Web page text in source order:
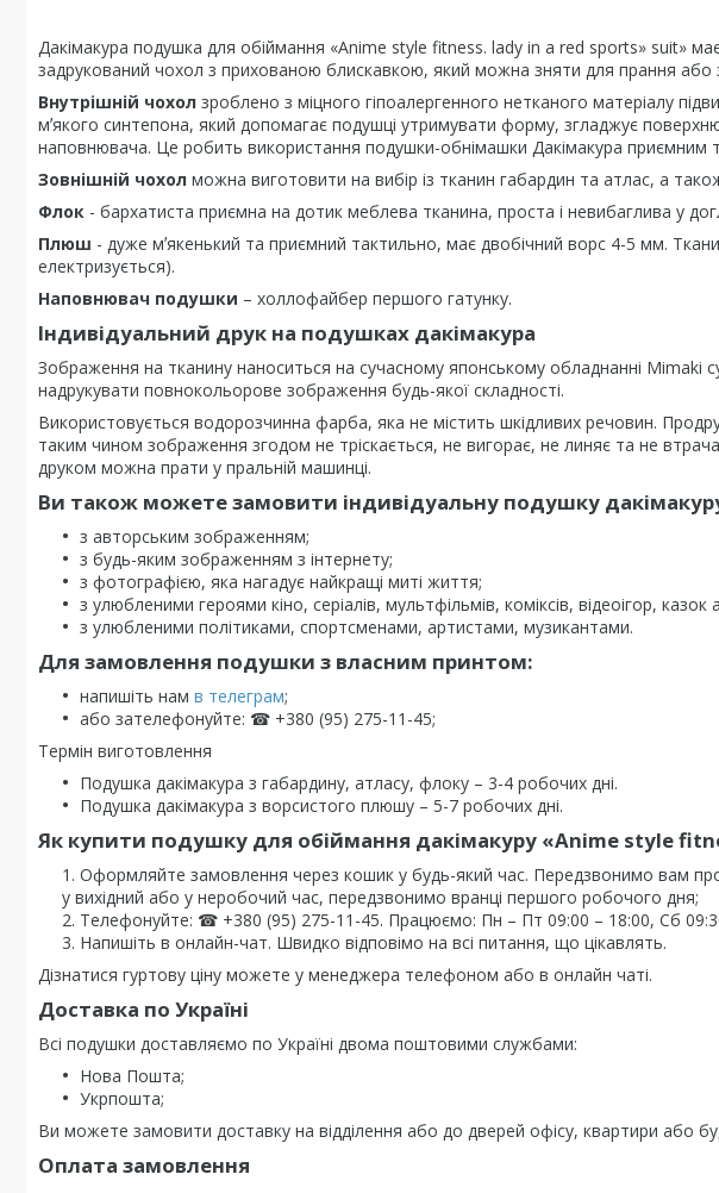
Дакімакура подушка для обіймання «Anime style fitness. lady in a red sports» suit»
задрукований чохол з прихованою блискавкою, який можна зняти для прання або
Внутрішній чохол зроблено з міцного гіпоалергенного нетканого матеріалу
мʼякого синтепона, який допомагає подушці утримувати форму, згладжує поверхню
наповнювача. Це робить використання подушки-обнімашки Дакімакура приємним
Зовнішній чохол можна виготовити на вибір із тканин габардин та атлас, а
Флок - бархатиста приємна на дотик меблева тканина, проста і невибаглива у
Плюш - дуже мʼякенький та приємний тактильно, має двобічний ворс 4-5 мм.
електризується).
Наповнювач подушки – холлофайбер першого гатунку.
Індивідуальний друк на подушках дакімакура
Зображення на тканину наноситься на сучасному японському обладнанні
надрукувати повнокольорове зображення будь-якої складності.
Використовується водорозчинна фарба, яка не містить шкідливих речовин.
таким чином зображення згодом не тріскається, не вигорає, не линяє та не
друком можна прати у пральній машинці.
Ви також можете замовити індивідуальну подушку дакімакуру
з авторським зображенням;
з будь-яким зображенням з інтернету;
з фотографією, яка нагадує найкращі миті життя;
з улюбленими героями кіно, серіалів, мультфільмів, коміксів, відеоігор,
з улюбленими політиками, спортсменами, артистами, музикантами.
Для замовлення подушки з власним принтом:
напишіть нам в телеграм;
або зателефонуйте: ☎ +380 (95) 275-11-45;
Термін виготовлення
Подушка дакімакура з габардину, атласу, флоку – 3-4 робочих дні.
Подушка дакімакура з ворсистого плюшу – 5-7 робочих дні.
Як купити подушку для обіймання дакімакуру «Anime style
Оформляйте замовлення через кошик у будь-який час. Передзвонимо вам
у вихідний або у неробочий час, передзвонимо вранці першого робочого дня;
Телефонуйте: ☎ +380 (95) 275-11-45. Працюємо: Пн – Пт 09:00 – 18:00, Сб
Напишіть в онлайн-чат. Швидко відповімо на всі питання, що цікавлять.
Дізнатися гуртову ціну можете у менеджера телефоном або в онлайн чаті.
Доставка по Україні
Всі подушки доставляємо по Україні двома поштовими службами:
Нова Пошта;
Укрпошта;
Ви можете замовити доставку на відділення або до дверей офісу, квартири або
Оплата замовлення